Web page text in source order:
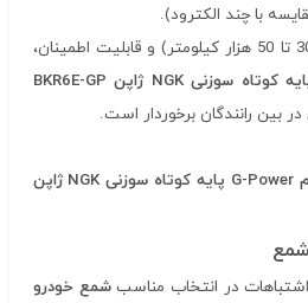
کوتاه سوزنیNGK ژاپنBKR6E-GP
بین رانندگان برخوردار است.
G-Power پایه کوتاه سوزنی
ژاپن
در انتخاب مناسبشمع خودرو